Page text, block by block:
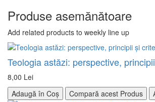
Produse asemănătoare
Add related products to weekly line up
Teologia astăzi: perspective,
8,00 Lei
Adaugă în Coș
Compară acest Produs